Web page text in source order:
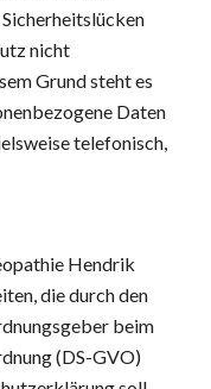
nicht
Grund steht es
Daten
telefonisch,
Hendrik
die durch den
beim
(DS-GVO)